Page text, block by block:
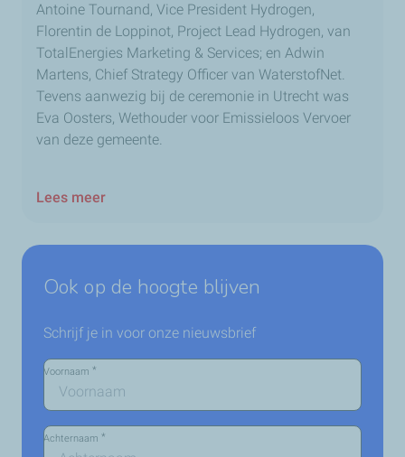
Antoine Tournand, Vice President Hydrogen,
Florentin de Loppinot, Project Lead Hydrogen, van
TotalEnergies Marketing & Services; en Adwin
Martens, Chief Strategy Officer van WaterstofNet.
Tevens aanwezig bij de ceremonie in Utrecht was
Eva Oosters, Wethouder voor Emissieloos Vervoer
van deze gemeente.
Lees meer
Ook op de hoogte blijven
Schrijf je in voor onze nieuwsbrief
Voornaam *
Achternaam *